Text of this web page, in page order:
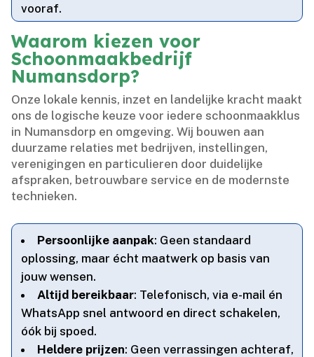
vooraf.​
Waarom kiezen voor
Schoonmaakbedrijf
Numansdorp?
Onze lokale kennis, inzet en landelijke kracht maakt
ons de logische keuze voor iedere schoonmaakklus
in Numansdorp en omgeving.​ Wij bouwen aan
duurzame relaties met bedrijven, instellingen,
verenigingen en particulieren door duidelijke
afspraken, betrouwbare service en de modernste
technieken.​
Persoonlijke aanpak: Geen standaard
oplossing, maar écht maatwerk op basis van
jouw wensen.​
Altijd bereikbaar: Telefonisch, via e-mail én
WhatsApp snel antwoord en direct schakelen,
óók bij spoed.​
Heldere prijzen: Geen verrassingen achteraf,